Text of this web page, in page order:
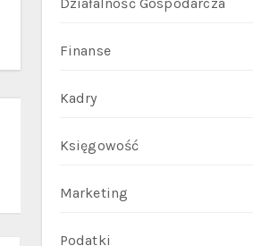
Finanse
Kadry
Księgowość
Marketing
Podatki